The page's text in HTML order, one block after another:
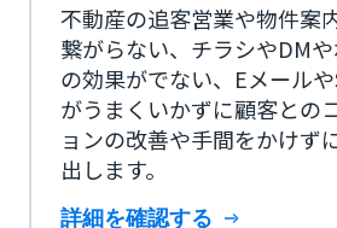
不動産の追客営業や物件案
繋がらない、チラシやDM
の効果がでない、Eメール
がうまくいかずに顧客との
ョンの改善や手間をかけず
出します。
詳細を確認する